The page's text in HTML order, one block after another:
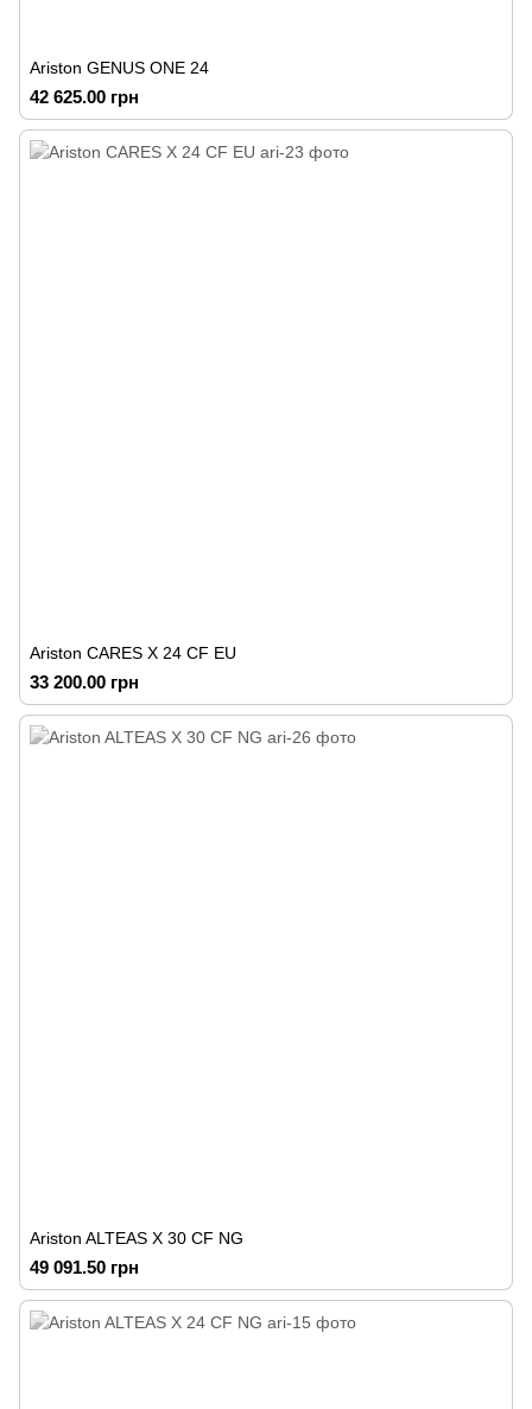
Ariston GENUS ONE 24
42 625.00 грн
Ariston CARES X 24 CF EU
33 200.00 грн
Ariston ALTEAS X 30 CF NG
49 091.50 грн